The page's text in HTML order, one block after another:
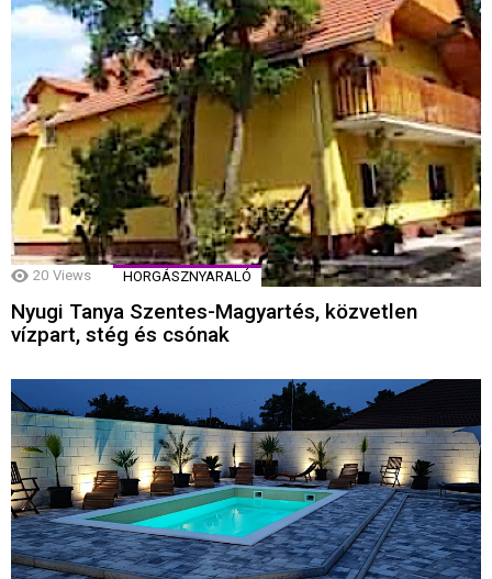
20 Views HORGÁSZNYARALÓ
Nyugi Tanya Szentes-Magyartés, közvetlen
vízpart, stég és csónak